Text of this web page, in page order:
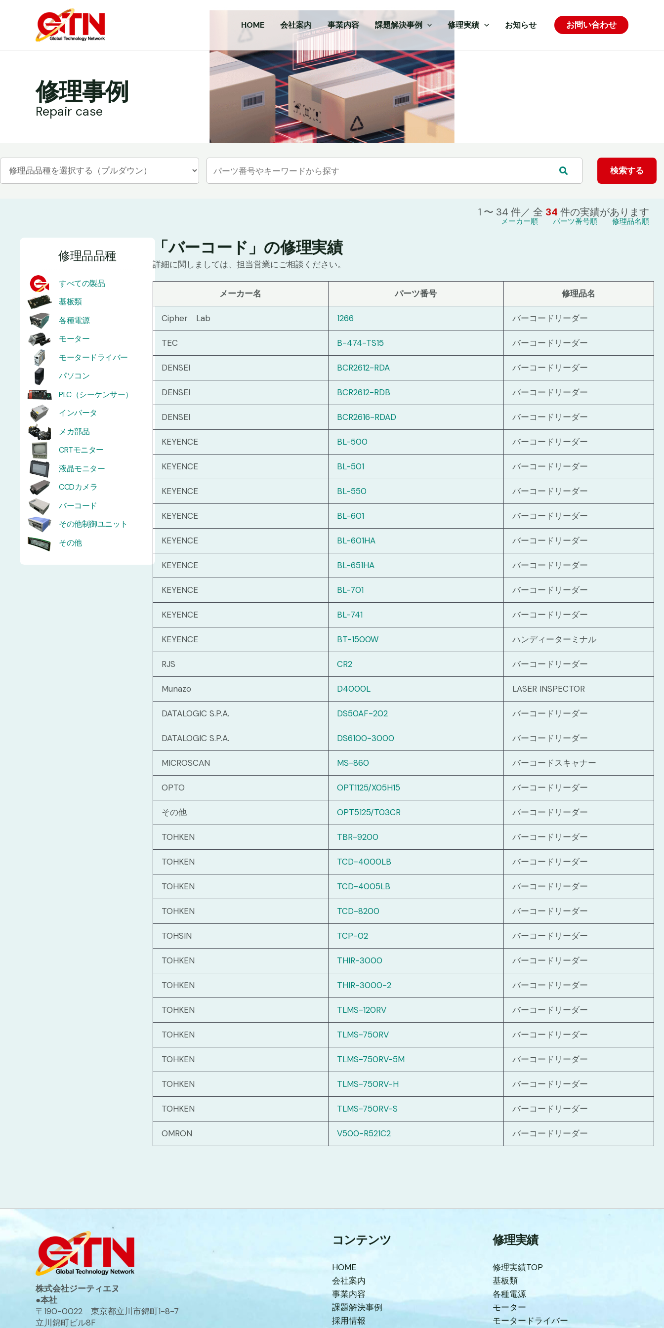
HOME 会社案内 事業内容 課題解決事例 修理実績 お知らせ お問い合わせ
修理事例
Repair case
1 〜 34 件／ 全 34 件の実績があります
メーカー順 パーツ番号順 修理品名順
修理品品種
すべての製品
基板類
各種電源
モーター
モータードライバー
パソコン
PLC（シーケンサー）
インバータ
メカ部品
CRTモニター
液晶モニター
CCDカメラ
バーコード
その他制御ユニット
その他
「バーコード」の修理実績
詳細に関しましては、担当営業にご相談ください。
メーカー名 パーツ番号 修理品名
Cipher Lab 1266 バーコードリーダー
TEC B-474-TS15 バーコードリーダー
DENSEI BCR2612-RDA バーコードリーダー
DENSEI BCR2612-RDB バーコードリーダー
DENSEI BCR2616-RDAD バーコードリーダー
KEYENCE BL-500 バーコードリーダー
KEYENCE BL-501 バーコードリーダー
KEYENCE BL-550 バーコードリーダー
KEYENCE BL-601 バーコードリーダー
KEYENCE BL-601HA バーコードリーダー
KEYENCE BL-651HA バーコードリーダー
KEYENCE BL-701 バーコードリーダー
KEYENCE BL-741 バーコードリーダー
KEYENCE BT-1500W ハンディーターミナル
RJS CR2 バーコードリーダー
Munazo D4000L LASER INSPECTOR
DATALOGIC S.P.A. DS50AF-202 バーコードリーダー
DATALOGIC S.P.A. DS6100-3000 バーコードリーダー
MICROSCAN MS-860 バーコードスキャナー
OPTO OPT1125/X05H15 バーコードリーダー
その他 OPT5125/T03CR バーコードリーダー
TOHKEN TBR-9200 バーコードリーダー
TOHKEN TCD-4000LB バーコードリーダー
TOHKEN TCD-4005LB バーコードリーダー
TOHKEN TCD-8200 バーコードリーダー
TOHSIN TCP-02 バーコードリーダー
TOHKEN THIR-3000 バーコードリーダー
TOHKEN THIR-3000-2 バーコードリーダー
TOHKEN TLMS-120RV バーコードリーダー
TOHKEN TLMS-750RV バーコードリーダー
TOHKEN TLMS-750RV-5M バーコードリーダー
TOHKEN TLMS-750RV-H バーコードリーダー
TOHKEN TLMS-750RV-S バーコードリーダー
OMRON V500-R521C2 バーコードリーダー
株式会社ジーティエヌ
●本社
〒190-0022 東京都立川市錦町1-8-7
立川錦町ビル8F
コンテンツ
HOME
会社案内
事業内容
課題解決事例
採用情報
修理実績
修理実績TOP
基板類
各種電源
モーター
モータードライバー